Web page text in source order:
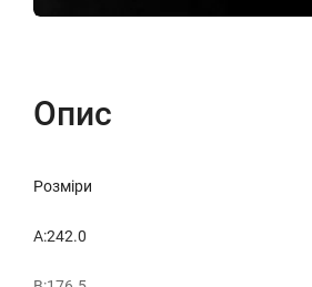
Опис
Розміри
A:242.0